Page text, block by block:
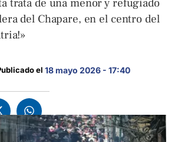
trata de una menor y refugiado
del Chapare, en el centro del
el 18 mayo 2026 - 17:40